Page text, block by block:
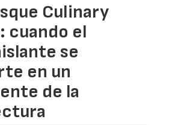
Culinary
cuando el
se
en un
de la